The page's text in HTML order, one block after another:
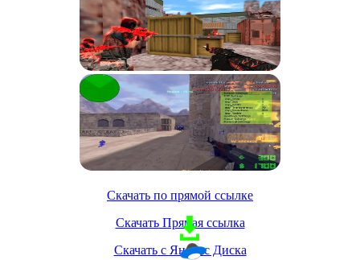
Скачать по прямой ссылке
СкачатьПрямая ссылка
Скачатьс Яндекс Диска